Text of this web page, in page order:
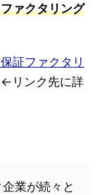
ァクタリング
証ファクタリ
←リンク先に詳
業が続々と